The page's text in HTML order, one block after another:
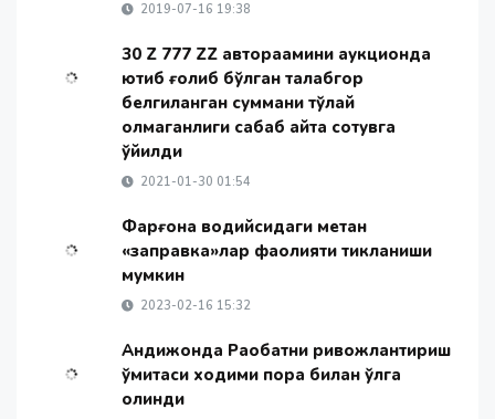
2019-07-16 19:38
30 Z 777 ZZ авторақамини аукционда
ютиб ғолиб бўлган талабгор
белгиланган суммани тўлай
олмаганлиги сабаб қайта сотувга
қўйилди
2021-01-30 01:54
Фарғона водийсидаги метан
«заправка»лар фаолияти тикланиши
мумкин
2023-02-16 15:32
Андижонда Рақобатни ривожлантириш
қўмитаси ходими пора билан қўлга
олинди